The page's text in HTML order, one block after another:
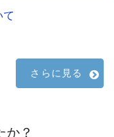
て
さらに見る
か？